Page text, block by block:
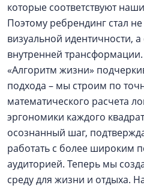
которые соответствуют
Поэтому ребрендинг стал
визуальной идентичности,
внутренней
«Алгоритм жизни»
подхода – мы строим по
математического расчета
эргономики каждого
осознанный шаг,
работать с более широким
аудиторией. Теперь мы
среду для жизни и отдыха.